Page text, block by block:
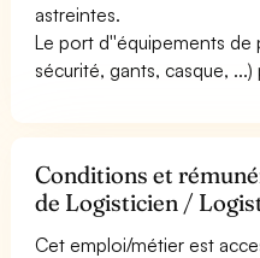
astreintes.
Le port d''équipements de
sécurité, gants, casque,
Conditions et
de Logisticien /
Cet emploi/métier est